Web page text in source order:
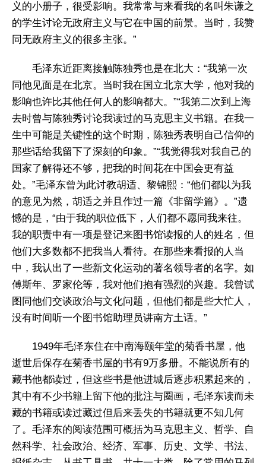
义的小册子，很受影响。我常常与来看我的名叫朱谦之
的学生讨论无政府主义与它在中国的前景。当时，我赞
同无政府主义的很多主张。”
毛泽东近距离接触陈独秀也是在北大：“我第一次
同他见面是在北京。当时我在国立北京大学，他对我的
影响也许比其他任何人的影响都大。”“我第二次到上海
去时曾与陈独秀讨论我读过的马克思主义书籍。在我一
生中可能是关键性的这个时期，陈独秀表明自己信仰的
那些话给我留下了深刻的印象。”“我觉得我对我自己的
国家了解得还不够，把我的时间花在中国会更有益
处。”毛泽东曾为此讨教胡适、黎锦熙：“他们都以为我
的意见为然，胡适之并且作过一篇《非留学篇》。”遗
憾的是，“由于我的职位低下，人们都不愿同我来往。
我的职责中有一项是登记来图书馆读报的人的姓名，但
他们大多数都不把我当人看待。在那些来看报的人当
中，我认出了一些新文化运动的著名领导者的名字。如
傅斯年、罗家伦等，我对他们抱有强烈的兴趣。我曾试
图同他们交谈政治与文化问题，但他们都是些大忙人，
没有时间听一个图书馆助理员讲南方土话。”
1949年毛泽东住在中南海颐年堂的菊香书屋，他
逝世后保存在菊香书屋的书有9万多册。不能说所有的
藏书他都读过，但这些书是他进城后逐步积累起来的，
其中有不少书籍上留下他的批注与圈画，毛泽东读而未
藏的书籍或读过藏过但后来丢失的书籍就更不知几何
了。毛泽东的阅读范围可概括为马克思主义、哲学、自
然科学、社会政治、经济、军事、历史、文学、书法、